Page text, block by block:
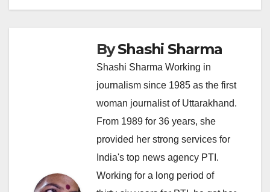
ByShashi Sharma
Shashi Sharma Working in
journalism since 1985 as the first
woman journalist of Uttarakhand.
From 1989 for 36 years, she
provided her strong services for
India's top news agency PTI.
Working for a long period of